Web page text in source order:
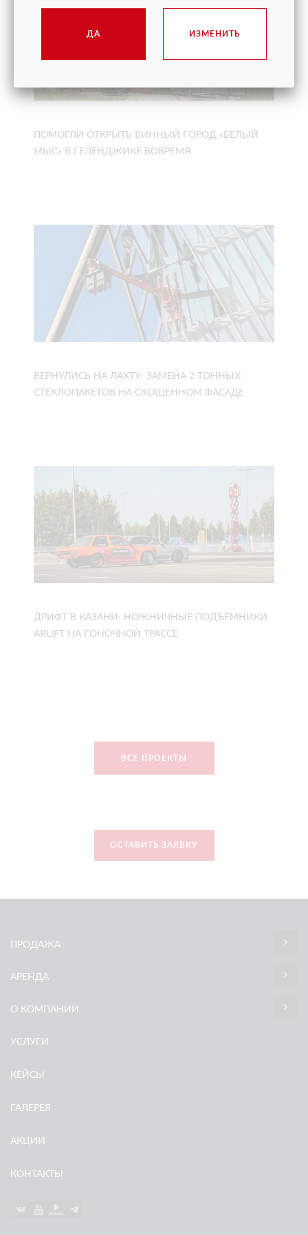
ПОМОГЛИ ОТКРЫТЬ ВИННЫЙ ГОРОД «БЕЛЫЙ
МЫС» В ГЕЛЕНДЖИКЕ ВОВРЕМЯ
ВЕРНУЛИСЬ НА ЛАХТУ: ЗАМЕНА 2-ТОННЫХ
СТЕКЛОПАКЕТОВ НА СКОШЕННОМ ФАСАДЕ
ДРИФТ В КАЗАНИ: НОЖНИЧНЫЕ ПОДЪЁМНИКИ
ARLIFT НА ГОНОЧНОЙ ТРАССЕ
ВСЕ ПРОЕКТЫ
ОСТАВИТЬ ЗАЯВКУ
ПРОДАЖА
АРЕНДА
О КОМПАНИИ
УСЛУГИ
КЕЙСЫ
ГАЛЕРЕЯ
АКЦИИ
КОНТАКТЫ
ДА ИЗМЕНИТЬ